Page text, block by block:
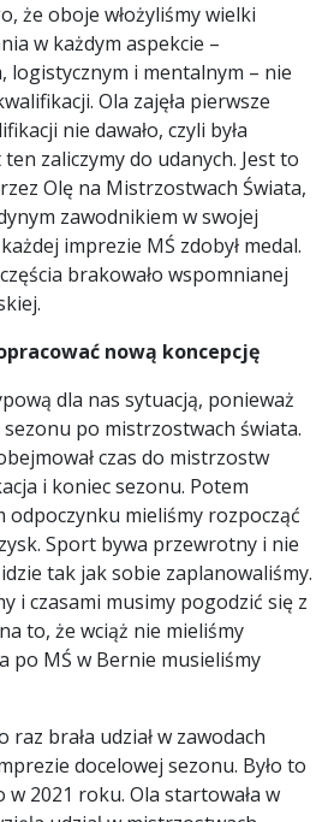
że oboje włożyliśmy wielki
w każdym aspekcie –
logistycznym i mentalnym – nie
Ola zajęła pierwsze
nie dawało, czyli była
zaliczymy do udanych. Jest to
Olę na Mistrzostwach Świata,
zawodnikiem w swojej
imprezie MŚ zdobył medal.
brakowało wspomnianej
nową koncepcję
dla nas sytuacją, ponieważ
po mistrzostwach świata.
czas do mistrzostw
i koniec sezonu. Potem
mieliśmy rozpocząć
Sport bywa przewrotny i nie
tak jak sobie zaplanowaliśmy.
i czasami musimy pogodzić się z
to, że wciąż nie mieliśmy
po MŚ w Bernie musieliśmy
brała udział w zawodach
docelowej sezonu. Było to
2021 roku. Ola startowała w